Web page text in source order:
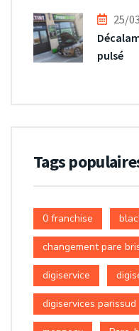
25/
pulsé
Tags
0 franchise
changement pare
digiservice
digiservices parissud